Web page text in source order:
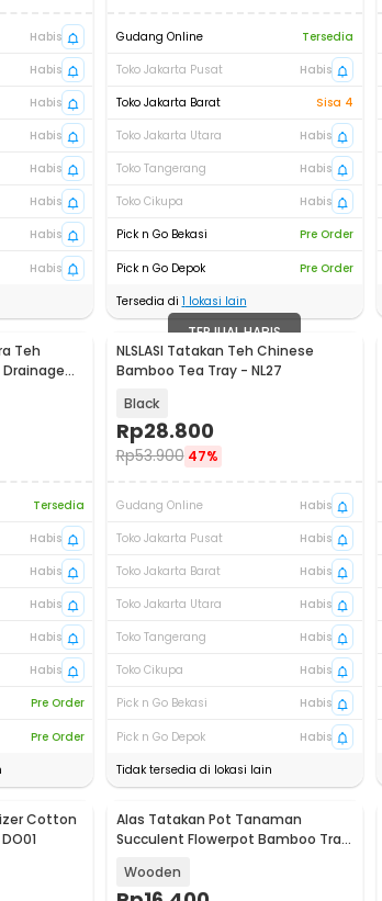
Habis
Habis
Habis
Habis
Habis
Habis
Habis
Habis
Gudang Online
Tersedia
Toko Jakarta Pusat
Habis
Toko Jakarta Barat
Sisa 4
Toko Jakarta Utara
Habis
Toko Tangerang
Habis
Toko Cikupa
Habis
Pick n Go Bekasi
Pre Order
Pick n Go Depok
Pre Order
Tersedia di 1 lokasi lain
Teh
Tersedia
Habis
Habis
Habis
Habis
Habis
Pre Order
Pre Order
TERJUAL HABIS
NLSLASI Tatakan Teh Chinese
Bamboo Tea Tray - NL27
Black
Rp28.800
Rp53.900 47%
Gudang Online
Habis
Toko Jakarta Pusat
Habis
Toko Jakarta Barat
Habis
Toko Jakarta Utara
Habis
Toko Tangerang
Habis
Toko Cikupa
Habis
Pick n Go Bekasi
Habis
Pick n Go Depok
Habis
Tidak tersedia di lokasi lain
Cotton
Alas Tatakan Pot Tanaman
Succulent Flowerpot Bamboo Tray
Wooden